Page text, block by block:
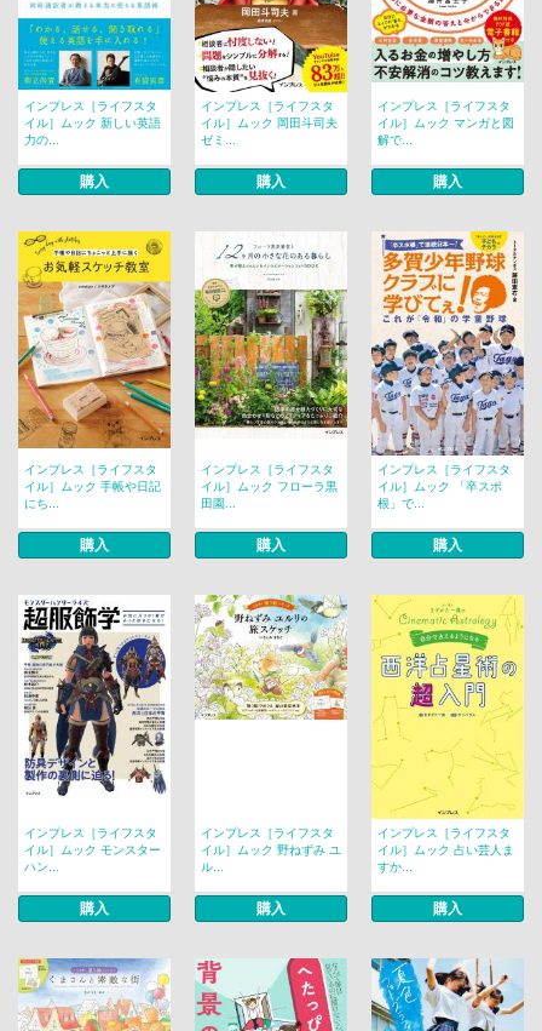
インプレス［ライフスタ
イル］ムック 新しい英語
力の...
購入
インプレス［ライフスタ
イル］ムック 岡田斗司夫
ゼミ...
購入
インプレス［ライフスタ
イル］ムック マンガと図
解で...
購入
インプレス［ライフスタ
イル］ムック 手帳や日記
にち...
購入
インプレス［ライフスタ
イル］ムック フローラ黒
田園...
購入
インプレス［ライフスタ
イル］ムック 「卒スポ
根」で...
購入
インプレス［ライフスタ
イル］ムック モンスター
ハン...
購入
インプレス［ライフスタ
イル］ムック 野ねずみ ユ
ル...
購入
インプレス［ライフスタ
イル］ムック 占い芸人ま
すか...
購入